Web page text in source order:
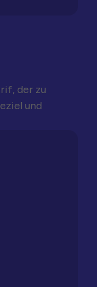
der zu
und